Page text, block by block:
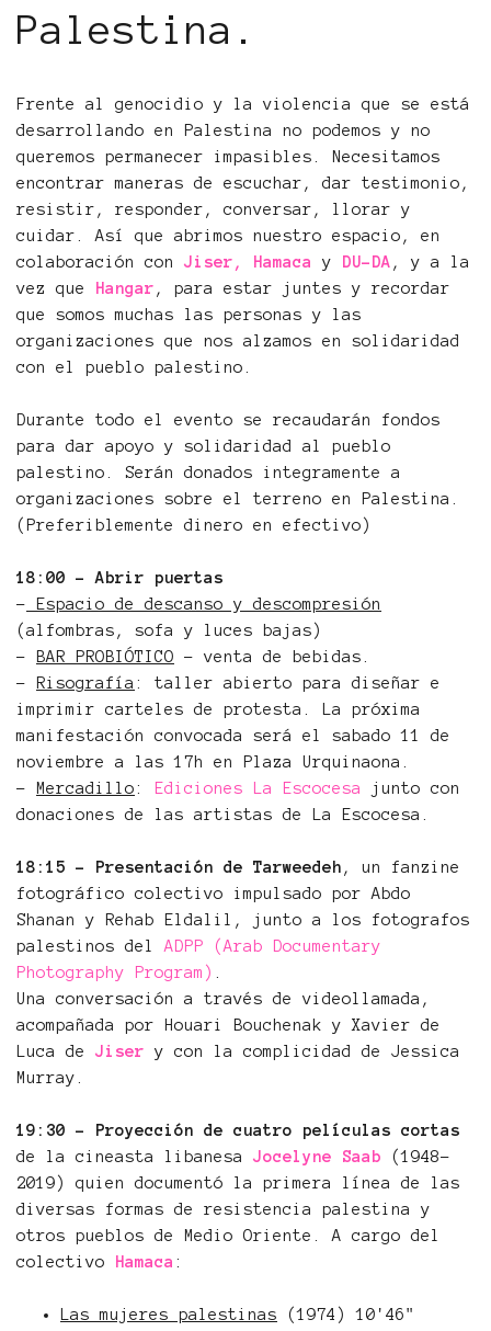
Palestina.
Frente al genocidio y la violencia que se está
desarrollando en Palestina no podemos y no
queremos permanecer impasibles. Necesitamos
encontrar maneras de escuchar, dar testimonio,
resistir, responder, conversar, llorar y
cuidar. Así que abrimos nuestro espacio, en
colaboración con Jiser, Hamaca y DU-DA , y a la
vez que
Hangar , para estar juntes y recordar
que somos muchas las personas y las
organizaciones que nos alzamos en solidaridad
con el pueblo palestino.
Durante todo el evento se recaudarán fondos
para dar apoyo y solidaridad al pueblo
palestino. Serán donados integramente a
organizaciones sobre el terreno en Palestina.
(Preferiblemente dinero en efectivo)
18:00 - Abrir puertas
- Espacio de descanso y descompresión
(alfombras, sofa y luces bajas)
-
BAR PROBIÓTICO - venta de bebidas.
-
Risografía : taller abierto para diseñar e
imprimir carteles de protesta. La próxima
manifestación convocada será el sabado 11 de
noviembre a las 17h en Plaza Urquinaona.
-
Mercadillo: Ediciones La Escocesa
junto con
donaciones de las artistas de La Escocesa.
18:15 - Presentación de Tarweedeh , un fanzine
fotográfico colectivo impulsado por Abdo
Shanan y Rehab Eldalil, junto a los fotografos
palestinos del ADPP (Arab Documentary
Photography Program)
Una conversación a través de videollamada,
acompañada por Houari Bouchenak y Xavier de
Luca de Jiser y con la complicidad de Jessica
Murray.
19:30 - Proyección de cuatro películas cortas
de la cineasta libanesa Jocelyne Saab (1948-
2019) quien documentó la primera línea de las
diversas formas de resistencia palestina y
otros pueblos de Medio Oriente. A cargo del
colectivo
Hamaca :
Las mujeres palestinas (1974) 10'46"